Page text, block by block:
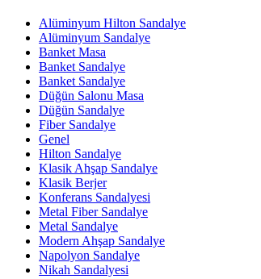
Alüminyum Hilton Sandalye
Alüminyum Sandalye
Banket Masa
Banket Sandalye
Banket Sandalye
Düğün Salonu Masa
Düğün Sandalye
Fiber Sandalye
Genel
Hilton Sandalye
Klasik Ahşap Sandalye
Klasik Berjer
Konferans Sandalyesi
Metal Fiber Sandalye
Metal Sandalye
Modern Ahşap Sandalye
Napolyon Sandalye
Nikah Sandalyesi